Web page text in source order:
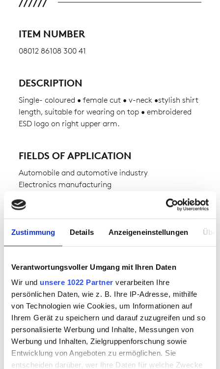
Zustimmung Details Anzeigeneinstellungen
Verantwortungsvoller Umgang mit Ihren Daten
Wir und unsere 1022 Partner verarbeiten Ihre
persönlichen Daten, wie z. B. Ihre IP-Adresse, mithilfe
von Technologien wie Cookies, um Informationen auf
Ihrem Gerät zu speichern und darauf zuzugreifen und so
personalisierte Werbung und Inhalte, Messungen von
Werbung und Inhalten, Zielgruppenforschung sowie
Entwicklung von Angeboten zu ermöglichen. Sie
entscheiden darüber, wer Ihre Daten für welche Zwecke
ITEM NUMBER
08012 86108 300 41
DESCRIPTION
Single- coloured • female cut • v-neck •stylish shirt
length, suitable for wearing on top • embroidered
ESD logo on right upper arm.
FIELDS OF APPLICATION
Automobile and automotive industry
Electronics manufacturing
Mechatronics
FABRIC
outer fabric 1:48% cotton,48% polyester,4% carbon
WEIGHT OF FABRIC
approx. 170.00 g